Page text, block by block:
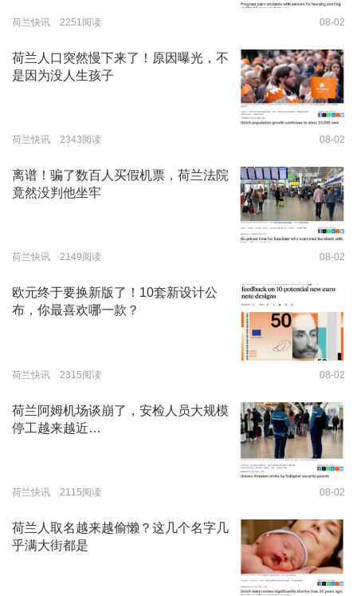
荷兰快讯 2251阅读 08-02
荷兰人口突然慢下来了！原因曝光，不
是因为没人生孩子
荷兰快讯 2343阅读 08-02
离谱！骗了数百人买假机票，荷兰法院
竟然没判他坐牢
荷兰快讯 2149阅读 08-02
欧元终于要换新版了！10套新设计公
布，你最喜欢哪一款？
荷兰快讯 2315阅读 08-02
荷兰阿姆机场谈崩了，安检人员大规模
停工越来越近…
荷兰快讯 2115阅读 08-02
荷兰人取名越来越偷懒？这几个名字几
乎满大街都是